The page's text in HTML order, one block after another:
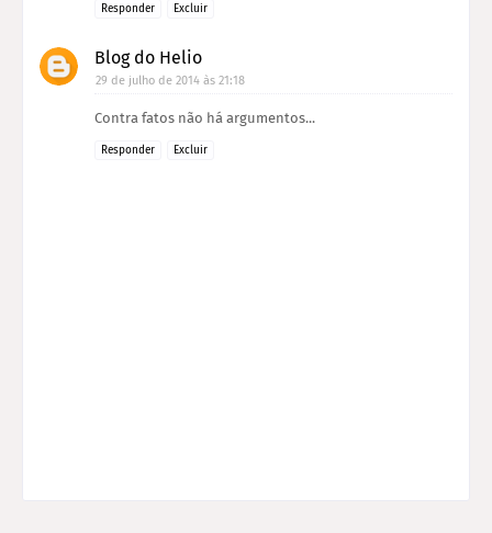
Responder Excluir
Blog do Helio
29 de julho de 2014 às 21:18
Contra fatos não há argumentos...
Responder Excluir